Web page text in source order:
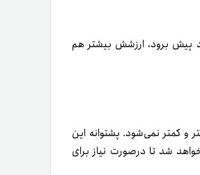
پیش برود، ارزشش بیشتر هم
و کمتر نمی‌­شود. پشتوانه این
شد تا در‌صورت نیاز برای